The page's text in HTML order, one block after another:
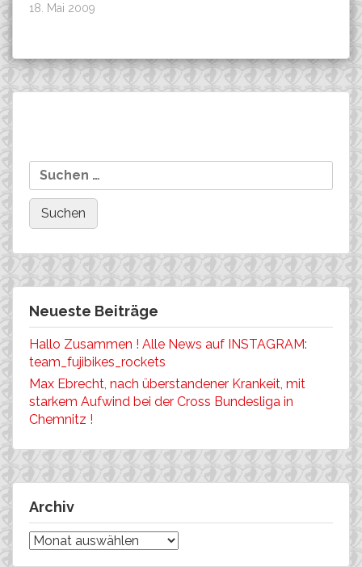
18. Mai 2009
Neueste Beiträge
Hallo Zusammen ! Alle News auf INSTAGRAM:
team_fujibikes_rockets
Max Ebrecht, nach überstandener Krankeit, mit
starkem Aufwind bei der Cross Bundesliga in
Chemnitz !
Archiv
Archiv